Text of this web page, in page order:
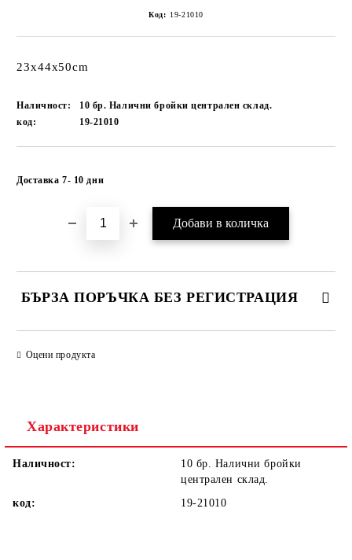
Код: 19-21010
23x44x50cm
Наличност:
10 бр. Налични бройки централен склад.
код:
19-21010
Доставка 7- 10 дни
БЪРЗА ПОРЪЧКА БЕЗ РЕГИСТРАЦИЯ
Оцени продукта
Характеристики
Наличност:
10 бр. Налични бройки
централен склад.
код:
19-21010